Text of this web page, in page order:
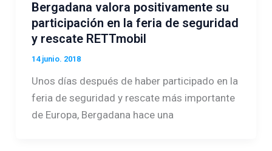
Bergadana valora positivamente su
participación en la feria de seguridad
y rescate RETTmobil
14 junio. 2018
Unos días después de haber participado en la
feria de seguridad y rescate más importante
de Europa, Bergadana hace una